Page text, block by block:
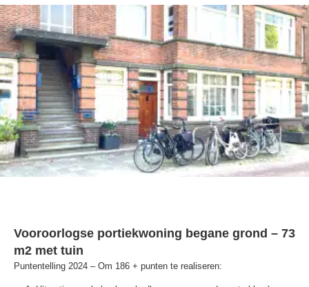
Vooroorlogse portiekwoning begane grond – 73
m2 met tuin
Puntentelling 2024 – Om 186 + punten te realiseren: